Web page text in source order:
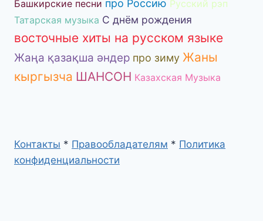
Башкирские песни про Россию Русский рэп
Татарская музыка С днём рождения
восточные хиты на русском языке
Жаңа қазақша әндер про зиму Жаны
кыргызча ШАНСОН Казахская Музыка
Контакты * Правообладателям * Политика
конфиденциальности